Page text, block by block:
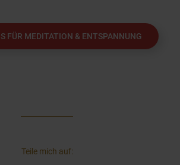
FÜR MEDITATION & ENTSPANNUNG
Teile mich auf: